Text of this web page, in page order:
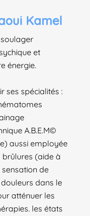
Kamel
et
énergie.
ses spécialités :
A.B.E.M©
aussi employée
(aide à
de
dans le
atténuer les
les états